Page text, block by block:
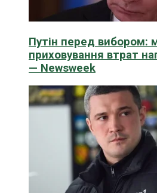
Путін перед вибором:
приховування втрат
— Newsweek